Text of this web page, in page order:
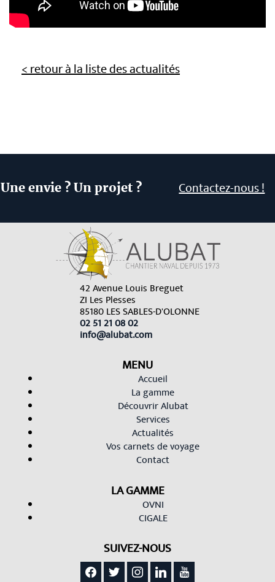
< retour à la liste des actualités
Une envie ? Un projet ? Contactez-nous !
42 Avenue Louis Breguet
ZI Les Plesses
85180 LES SABLES-D'OLONNE
02 51 21 08 02
info@alubat.com
MENU
Accueil
La gamme
Découvrir Alubat
Services
Actualités
Vos carnets de voyage
Contact
LA GAMME
OVNI
CIGALE
SUIVEZ-NOUS
facebook
twitter instagramlinkedinyoutube